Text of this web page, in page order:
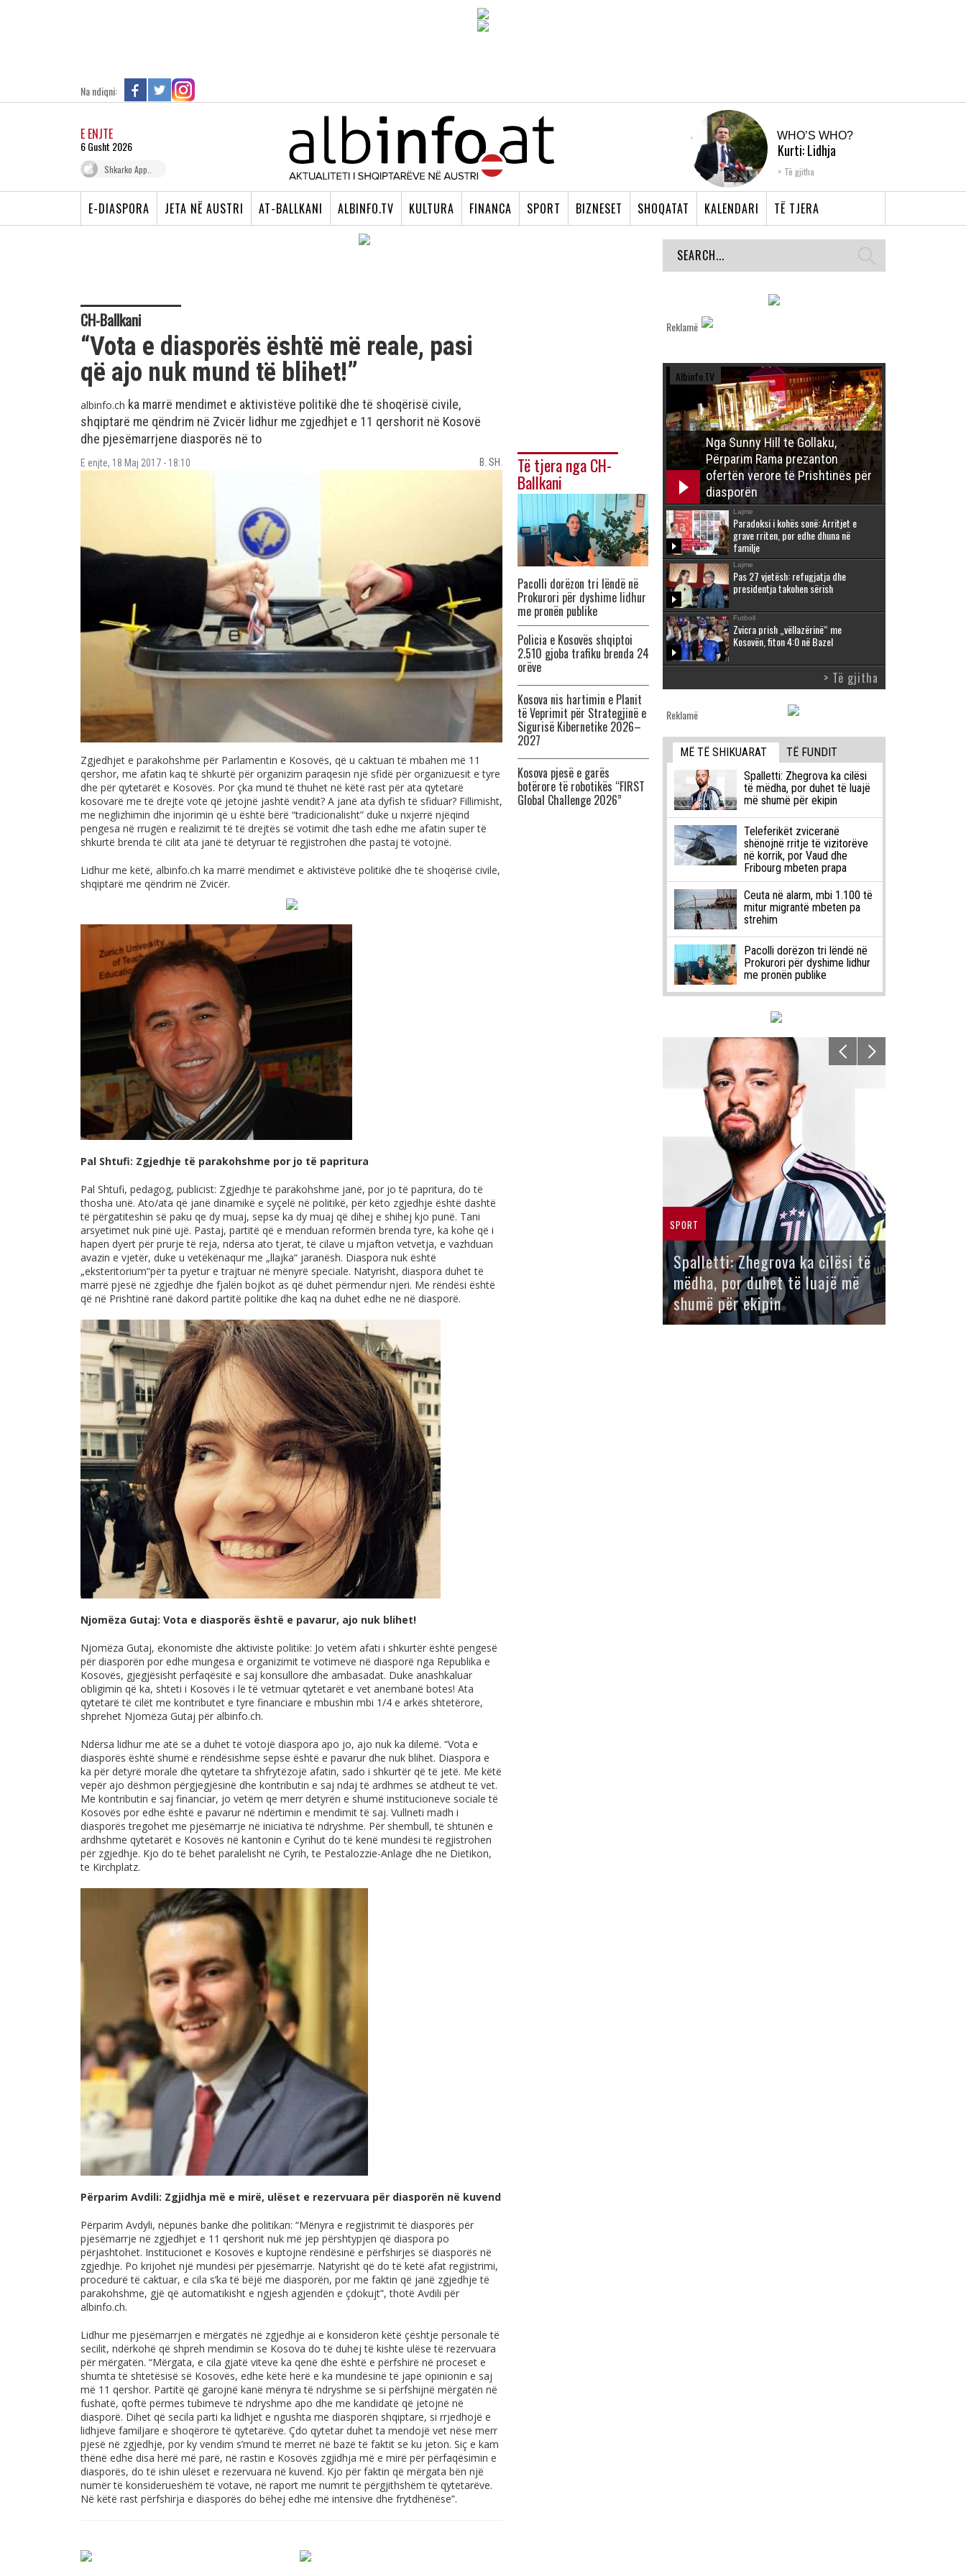
Na ndiqni:
E ENJTE
6 Gusht 2026
Shkarko App..
WHO’S WHO?
Kurti: Lidhja
Shqiptare e Prizrenit,
Të gjitha
E-DIASPORA JETA NË AUSTRI AT-BALLKANI ALBINFO.TV KULTURA FINANCA SPORT BIZNESET SHOQATAT KALENDARI TË TJERA
CH-Ballkani
“Vota e diasporës është më reale, pasi
që ajo nuk mund të blihet!”
albinfo.ch ka marrë mendimet e aktivistëve politikë dhe të shoqërisë civile,
shqiptarë me qëndrim në Zvicër lidhur me zgjedhjet e 11 qershorit në Kosovë
dhe pjesëmarrjene diasporës në to
E enjte, 18 Maj 2017 - 18:10 B. SH.
Zgjedhjet e parakohshme për Parlamentin e Kosovës, që u caktuan të mbahen më 11
qershor, me afatin kaq të shkurtë për organizim paraqesin një sfidë për organizuesit e tyre
dhe për qytetarët e Kosovës. Por çka mund të thuhet në këtë rast për ata qytetarë
kosovarë me të drejtë vote që jetojnë jashtë vendit? A janë ata dyfish të sfiduar? Fillimisht,
me neglizhimin dhe injorimin që u është bërë “tradicionalisht” duke u nxjerrë njëqind
pengesa në rrugën e realizimit të të drejtës së votimit dhe tash edhe me afatin super të
shkurtë brenda të cilit ata janë të detyruar të regjistrohen dhe pastaj të votojnë.
Lidhur me këtë, albinfo.ch ka marrë mendimet e aktivistëve politikë dhe të shoqërisë civile,
shqiptarë me qëndrim në Zvicër.
Pal Shtufi: Zgjedhje të parakohshme por jo të papritura
Pal Shtufi, pedagog, publicist: Zgjedhje të parakohshme janë, por jo të papritura, do të
thosha unë. Ato/ata që janë dinamikë e syçelë në politikë, për këto zgjedhje është dashtë
të përgatiteshin së paku qe dy muaj, sepse ka dy muaj që dihej e shihej kjo punë. Tani
arsyetimet nuk pinë ujë. Pastaj, partitë që e menduan reformën brenda tyre, ka kohe që i
hapen dyert për prurje të reja, ndërsa ato tjerat, të cilave u mjafton vetvetja, e vazhduan
avazin e vjetër, duke u vetëkënaqur me „llajka“ jaranësh. Diaspora nuk është
„eksteritorium“për ta pyetur e trajtuar në mënyrë speciale. Natyrisht, diaspora duhet të
marrë pjesë në zgjedhje dhe fjalën bojkot as që duhet përmendur njeri. Me rëndësi është
që në Prishtinë ranë dakord partitë politike dhe kaq na duhet edhe ne në diasporë.
Njomëza Gutaj: Vota e diasporës është e pavarur, ajo nuk blihet!
Njomëza Gutaj, ekonomiste dhe aktiviste politike: Jo vetëm afati i shkurtër është pengesë
për diasporën por edhe mungesa e organizimit te votimeve në diasporë nga Republika e
Kosovës, gjegjësisht përfaqësitë e saj konsullore dhe ambasadat. Duke anashkaluar
obligimin që ka, shteti i Kosovës i lë të vetmuar qytetarët e vet anembanë botes! Ata
qytetarë të cilët me kontributet e tyre financiare e mbushin mbi 1/4 e arkës shtetërore,
shprehet Njomëza Gutaj për albinfo.ch.
Ndërsa lidhur me atë se a duhet të votojë diaspora apo jo, ajo nuk ka dilemë. “Vota e
diasporës është shumë e rëndësishme sepse është e pavarur dhe nuk blihet. Diaspora e
ka për detyrë morale dhe qytetare ta shfrytëzojë afatin, sado i shkurtër që të jetë. Me këtë
vepër ajo dëshmon përgjegjësinë dhe kontributin e saj ndaj të ardhmes së atdheut të vet.
Me kontributin e saj financiar, jo vetëm qe merr detyrën e shumë institucioneve sociale të
Kosovës por edhe është e pavarur në ndërtimin e mendimit të saj. Vullneti madh i
diasporës tregohet me pjesëmarrje në iniciativa të ndryshme. Për shembull, të shtunën e
ardhshme qytetarët e Kosovës në kantonin e Cyrihut do të kenë mundësi të regjistrohen
për zgjedhje. Kjo do të bëhet paralelisht në Cyrih, te Pestalozzie-Anlage dhe ne Dietikon,
te Kirchplatz.
Përparim Avdili: Zgjidhja më e mirë, ulëset e rezervuara për diasporën në kuvend
Përparim Avdyli, nëpunës banke dhe politikan: “Mënyra e regjistrimit të diasporës për
pjesëmarrje në zgjedhjet e 11 qershorit nuk më jep përshtypjen që diaspora po
përjashtohet. Institucionet e Kosovës e kuptojnë rëndësinë e përfshirjes së diasporës në
zgjedhje. Po krijohet një mundësi për pjesëmarrje. Natyrisht që do të ketë afat regjistrimi,
procedurë të caktuar, e cila s’ka të bëjë me diasporën, por me faktin që janë zgjedhje të
parakohshme, gjë që automatikisht e ngjesh agjendën e çdokujt”, thotë Avdili për
albinfo.ch.
Lidhur me pjesëmarrjen e mërgatës në zgjedhje ai e konsideron këtë çështje personale të
secilit, ndërkohë që shpreh mendimin se Kosova do të duhej të kishte ulëse të rezervuara
për mërgatën. “Mërgata, e cila gjatë viteve ka qenë dhe është e përfshirë në proceset e
shumta të shtetësisë së Kosovës, edhe këtë herë e ka mundësinë të japë opinionin e saj
më 11 qershor. Partitë që garojnë kanë mënyra të ndryshme se si përfshijnë mërgatën në
fushatë, qoftë përmes tubimeve të ndryshme apo dhe me kandidatë që jetojnë në
diasporë. Dihet që secila parti ka lidhjet e ngushta me diasporën shqiptare, si rrjedhojë e
lidhjeve familjare e shoqërore të qytetarëve. Çdo qytetar duhet ta mendojë vet nëse merr
pjesë në zgjedhje, por ky vendim s’mund të merret në bazë të faktit se ku jeton. Siç e kam
thënë edhe disa herë më parë, në rastin e Kosovës zgjidhja më e mirë për përfaqësimin e
diasporës, do të ishin ulëset e rezervuara në kuvend. Kjo për faktin që mërgata bën një
numër të konsiderueshëm të votave, në raport me numrit të përgjithshëm të qytetarëve.
Në këtë rast përfshirja e diasporës do bëhej edhe më intensive dhe frytdhënëse”.
Të tjera nga CH-
Ballkani
Pacolli dorëzon tri lëndë në
Prokurori për dyshime lidhur
me pronën publike
Policia e Kosovës shqiptoi
2.510 gjoba trafiku brenda 24
orëve
Kosova nis hartimin e Planit
të Veprimit për Strategjinë e
Sigurisë Kibernetike 2026–
2027
Kosova pjesë e garës
botërore të robotikës “FIRST
Global Challenge 2026”
Reklamë
Albinfo.TV
Nga Sunny Hill te Gollaku,
Përparim Rama prezanton
ofertën verore të Prishtinës për
diasporën
Lajme
Paradoksi i kohës sonë: Arritjet e
grave rriten, por edhe dhuna në
familje
Lajme
Pas 27 vjetësh: refugjatja dhe
presidentja takohen sërish
Futboll
Zvicra prish „vëllazërinë“ me
Kosovën, fiton 4:0 në Bazel
> Të gjitha
Reklamë
MË TË SHIKUARAT
TË FUNDIT
Spalletti: Zhegrova ka cilësi
të mëdha, por duhet të luajë
më shumë për ekipin
Teleferikët zviceranë
shënojnë rritje të vizitorëve
në korrik, por Vaud dhe
Fribourg mbeten prapa
Ceuta në alarm, mbi 1.100 të
mitur migrantë mbeten pa
strehim
Pacolli dorëzon tri lëndë në
Prokurori për dyshime lidhur
me pronën publike
SPORT
Spalletti: Zhegrova ka cilësi të
mëdha, por duhet të luajë më
shumë për ekipin